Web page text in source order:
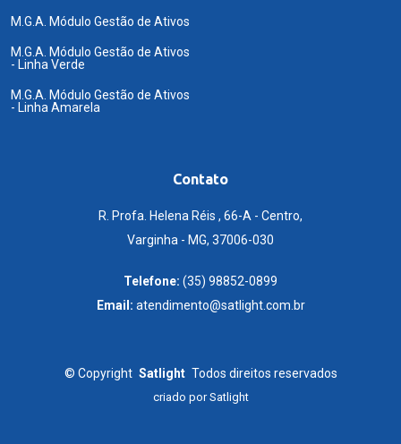
M.G.A. Módulo Gestão de Ativos
M.G.A. Módulo Gestão de Ativos
- Linha Verde
M.G.A. Módulo Gestão de Ativos
- Linha Amarela
Contato
R. Profa. Helena Réis , 66-A - Centro,
Varginha - MG, 37006-030
Telefone: (35) 98852-0899
Email: atendimento@satlight.com.br
© Copyright Satlight Todos direitos reservados
criado porSatlight